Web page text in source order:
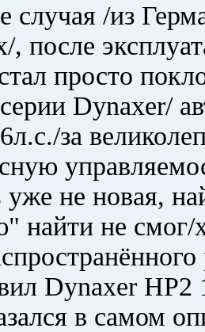
случая /из
, после
просто
Dynaxer/
за
уже не новая,
найти не смог/
Dynaxer
в самом